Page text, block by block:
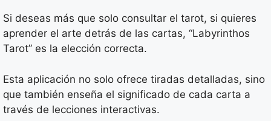
Si deseas más que solo consultar el tarot, si quieres
aprender el arte detrás de las cartas, “Labyrinthos
Tarot” es la elección correcta.
Esta aplicación no solo ofrece tiradas detalladas, sino
que también enseña el significado de cada carta a
través de lecciones interactivas.